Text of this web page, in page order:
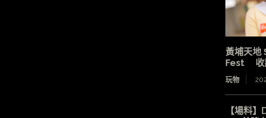
黃埔天地
Fest 收
玩物
【場料